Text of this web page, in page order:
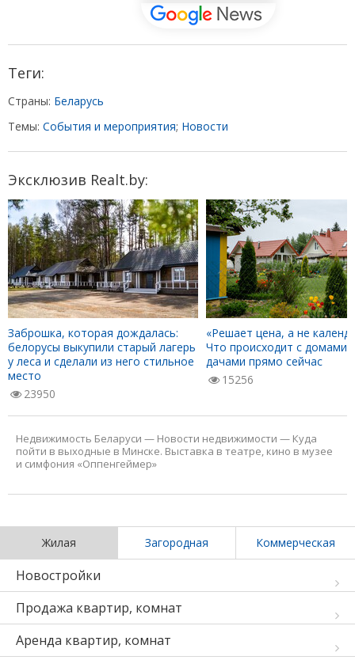
Теги:
Страны: Беларусь
Темы: События и мероприятия; Новости
Эксклюзив Realt.by:
Заброшка, которая дождалась:
белорусы выкупили старый лагерь
у леса и сделали из него стильное
место
23950
«Решает цена, а не
Что происходит с домами
дачами прямо сейчас
15256
Недвижимость Беларуси — Новости недвижимости — Куда
пойти в выходные в Минске. Выставка в театре, кино в музее
и симфония «Оппенгеймер»
Жилая Загородная Коммерческая
Новостройки
Продажа квартир, комнат
Аренда квартир, комнат